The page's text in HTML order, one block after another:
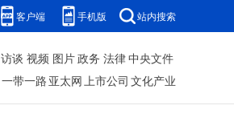
客户端 手机版 站内搜索
访谈 视频 图片政务 法律中央文件
一带一路 亚太网上市公司 文化产业